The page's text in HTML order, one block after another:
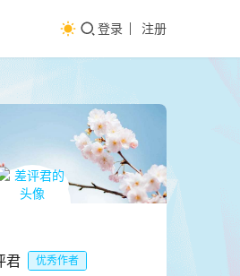
登录 注册
君 优秀作者